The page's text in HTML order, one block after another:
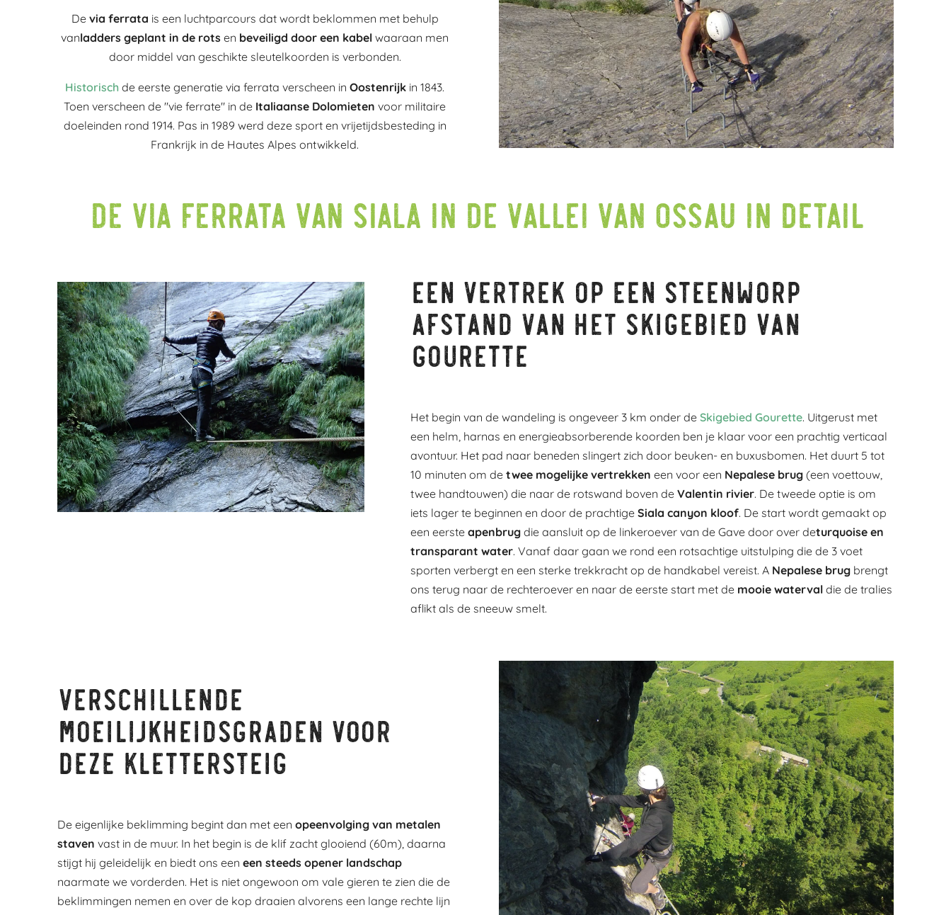
Devia ferrata is een luchtparcours dat wordt beklommen met behulp
vanladders geplant in de rots en beveiligd door een kabel waaraan men
door middel van geschikte sleutelkoorden is verbonden.
Historisch de eerste generatie via ferrata verscheen inOostenrijk in 1843.
Toen verscheen de "vie ferrate" in de Italiaanse Dolomieten voor militaire
doeleinden rond 1914. Pas in 1989 werd deze sport en vrijetijdsbesteding in
Frankrijk in de Hautes Alpes ontwikkeld.
De via ferrata van Siala in de vallei van Ossau in detail
Een vertrek op een steenworp
afstand van het skigebied van
Gourette
Het begin van de wandeling is ongeveer 3 km onder de Skigebied Gourette. Uitgerust met
een helm, harnas en energieabsorberende koorden ben je klaar voor een prachtig verticaal
avontuur. Het pad naar beneden slingert zich door beuken- en buxusbomen. Het duurt 5 tot
10 minuten om de twee mogelijke vertrekken een voor een Nepalese brug(een voettouw,
twee handtouwen) die naar de rotswand boven de Valentin rivier. De tweede optie is om
iets lager te beginnen en door de prachtige Siala canyon kloof. De start wordt gemaakt op
een eerste apenbrugdie aansluit op de linkeroever van de Gave door over deturquoise en
transparant water. Vanaf daar gaan we rond een rotsachtige uitstulping die de 3 voet
sporten verbergt en een sterke trekkracht op de handkabel vereist. A Nepalese brugbrengt
ons terug naar de rechteroever en naar de eerste start met de mooie watervaldie de tralies
aflikt als de sneeuw smelt.
Verschillende
moeilijkheidsgraden voor
deze klettersteig
De eigenlijke beklimming begint dan met een opeenvolging van metalen
staven vast in de muur. In het begin is de klif zacht glooiend (60m), daarna
stijgt hij geleidelijk en biedt ons een een steeds opener landschap
naarmate we vorderden. Het is niet ongewoon om vale gieren te zien die de
beklimmingen nemen en over de kop draaien alvorens een lange rechte lijn